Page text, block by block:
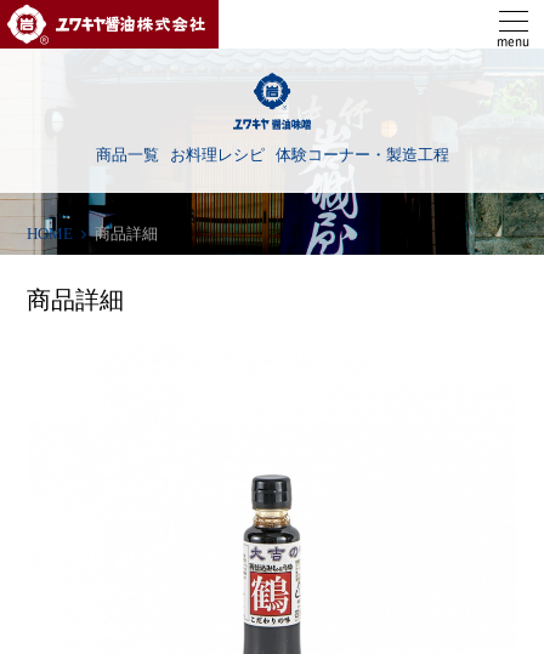
menu
商品一覧 お料理レシピ 体験コーナー・製造工程
HOME 商品詳細
商品詳細